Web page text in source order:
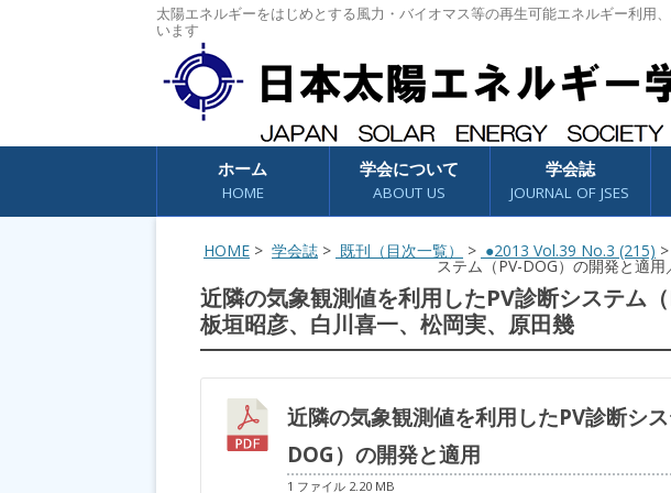
太陽エネルギーをはじめとする風力・バイオマス等の再生可能エネルギー利
います
コンテンツへスキップ
ホーム
HOME
学会について
ABOUT US
学会誌
JOURNAL OF JSES
HOME > 学会誌 > 既刊（目次一覧） > ●2013 Vol.39 No.3 (215)
ステム（PV-DOG）の開発と適
近隣の気象観測値を利用したPV診断システム
板垣昭彦、白川喜一、松岡実、原田幾
近隣の気象観測値を利用したPV診断シ
DOG）の開発と適用
1 ファイル 2.20 MB